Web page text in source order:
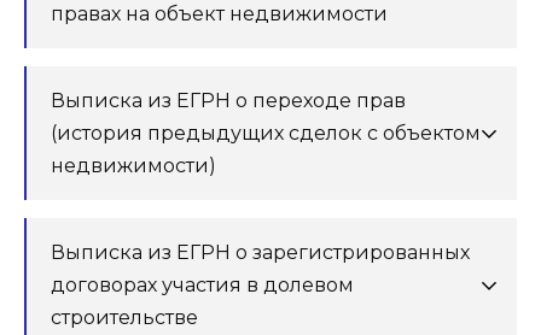
правах на объект недвижимости
Выписка из ЕГРН о переходе прав
(история предыдущих сделок с объектом
недвижимости)
Выписка из ЕГРН о зарегистрированных
договорах участия в долевом
строительстве